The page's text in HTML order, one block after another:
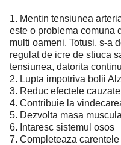
1. Mentin tensiunea
este o problema comuna
multi oameni. Totusi, s-a
regulat de icre de stiuca
tensiunea, datorita
2. Lupta impotriva bolii
3. Reduc efectele
4. Contribuie la
5. Dezvolta masa
6. Intaresc sistemul osos
7. Completeaza